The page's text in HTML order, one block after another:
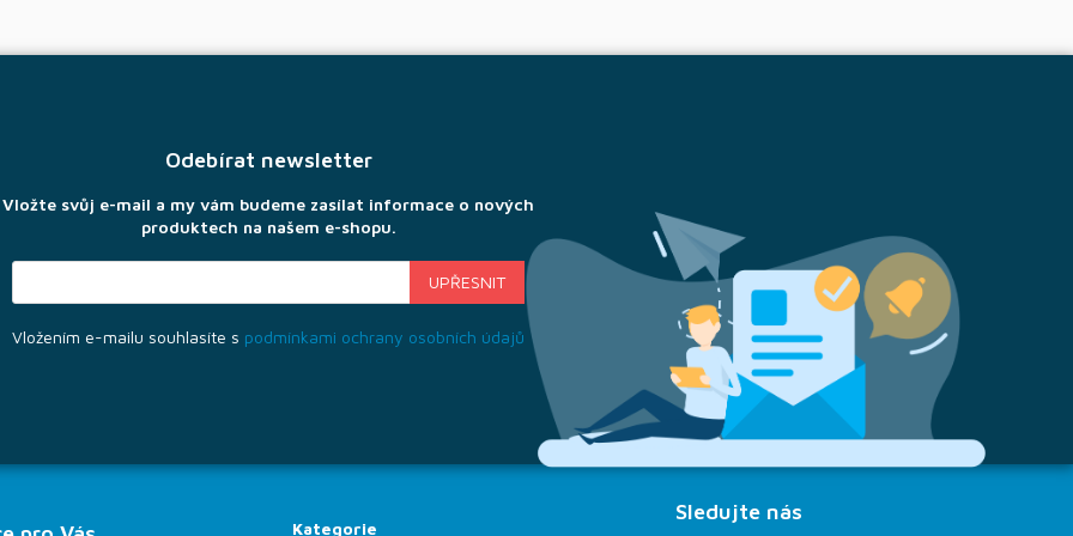
Odebírat newsletter
Vložte svůj e-mail a my vám budeme zasílat informace o nových
produktech na našem e-shopu.
Vložením e-mailu souhlasíte s podmínkami ochrany osobních údajů
Kategorie
Sledujte nás